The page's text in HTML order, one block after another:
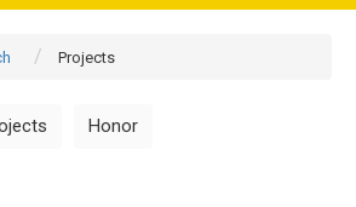
Projects
Honor